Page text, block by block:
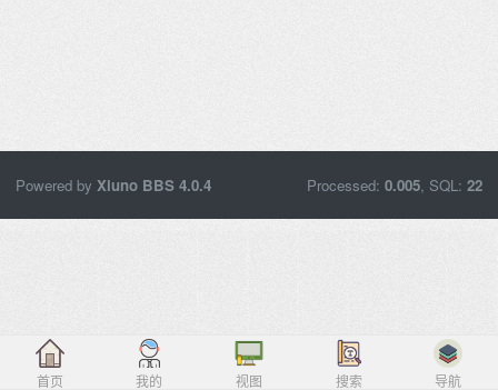
首页 我的 视图 搜索 导航
Powered by Xiuno BBS 4.0.4 Processed: 0.005, SQL: 22